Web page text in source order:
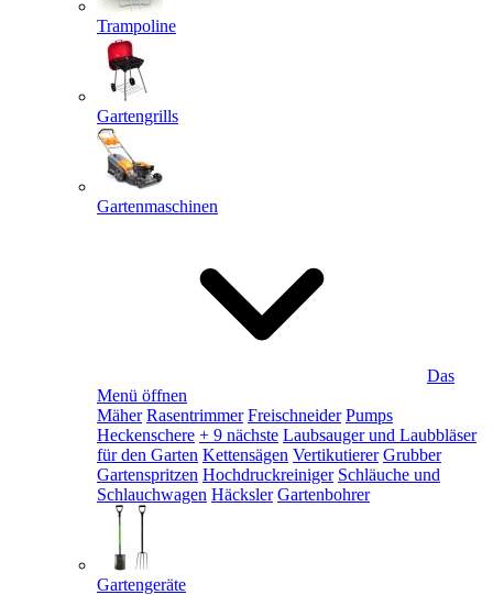
Trampoline
Gartengrills
Gartenmaschinen
Das
Menü öffnen
Mäher Rasentrimmer Freischneider Pumps
Heckenschere + 9 nächste Laubsauger und Laubbläser
für den Garten Kettensägen Vertikutierer Grubber
Gartenspritzen Hochdruckreiniger Schläuche und
Schlauchwagen Häcksler Gartenbohrer
Gartengeräte